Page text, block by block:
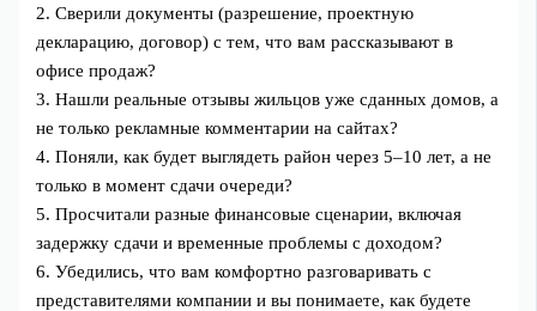
2. Сверили документы (разрешение, проектную
декларацию, договор) с тем, что вам рассказывают в
офисе продаж?
3. Нашли реальные отзывы жильцов уже сданных домов, а
не только рекламные комментарии на сайтах?
4. Поняли, как будет выглядеть район через 5–10 лет, а не
только в момент сдачи очереди?
5. Просчитали разные финансовые сценарии, включая
задержку сдачи и временные проблемы с доходом?
6. Убедились, что вам комфортно разговаривать с
представителями компании и вы понимаете, как будете